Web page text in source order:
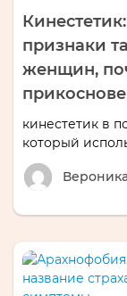
признаки
женщин,
кинестетик в
который